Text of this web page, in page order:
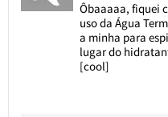
Ôbaaaaa, fiquei
uso da Água
a minha para
lugar do
[cool]